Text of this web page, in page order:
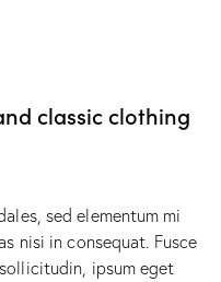
classic clothing
sed elementum mi
nisi in consequat. Fusce
ipsum eget